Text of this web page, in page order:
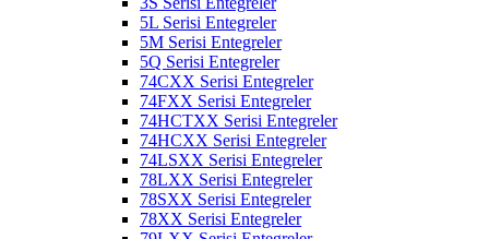
5L Serisi Entegreler
5M Serisi Entegreler
5Q Serisi Entegreler
74CXX Serisi Entegreler
74FXX Serisi Entegreler
74HCTXX Serisi Entegreler
74HCXX Serisi Entegreler
74LSXX Serisi Entegreler
78LXX Serisi Entegreler
78SXX Serisi Entegreler
78XX Serisi Entegreler